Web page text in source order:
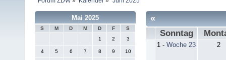
Mai 2025
S M D M D F
S
1
2 3
4 5 6 7 8 9 10
«
Sonntag
1 - Woche 23 2